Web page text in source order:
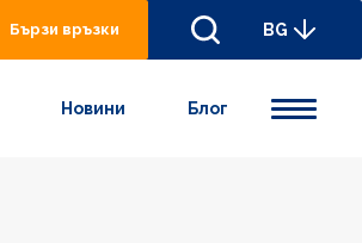
Бързи връзки BG
Новини Блог